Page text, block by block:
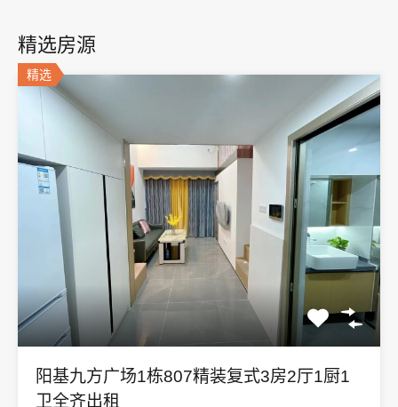
精选房源
精选
阳基九方广场1栋807精装复式3房2厅1厨1
卫全齐出租